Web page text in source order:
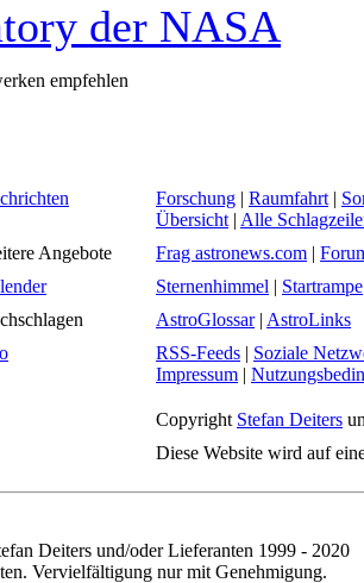
der NASA
Forschung | Raumfahrt |
Übersicht | Alle
Angebote
Frag astronews.com |
Sternenhimmel | Startrampe
AstroGlossar| AstroLinks
RSS-Feeds | Soziale
Impressum |
Copyright Stefan Deiters
Diese Website wird auf
Deiters und/oder Lieferanten 1999 - 2020
Vervielfältigung nur mit Genehmigung.